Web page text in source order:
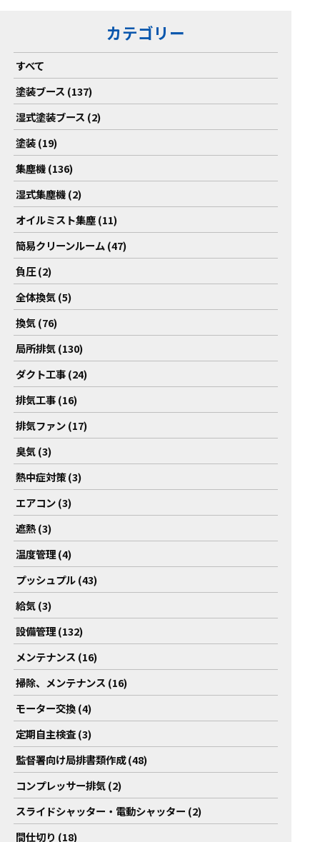
カテゴリー
すべて
塗装ブース (137)
湿式塗装ブース (2)
塗装 (19)
集塵機 (136)
湿式集塵機 (2)
オイルミスト集塵 (11)
簡易クリーンルーム (47)
負圧 (2)
全体換気 (5)
換気 (76)
局所排気 (130)
ダクト工事 (24)
排気工事 (16)
排気ファン (17)
臭気 (3)
熱中症対策 (3)
エアコン (3)
遮熱 (3)
温度管理 (4)
プッシュプル (43)
給気 (3)
設備管理 (132)
メンテナンス (16)
掃除、メンテナンス (16)
モーター交換 (4)
定期自主検査 (3)
監督署向け局排書類作成 (48)
コンプレッサー排気 (2)
スライドシャッター・電動シャッター (2)
間仕切り (18)